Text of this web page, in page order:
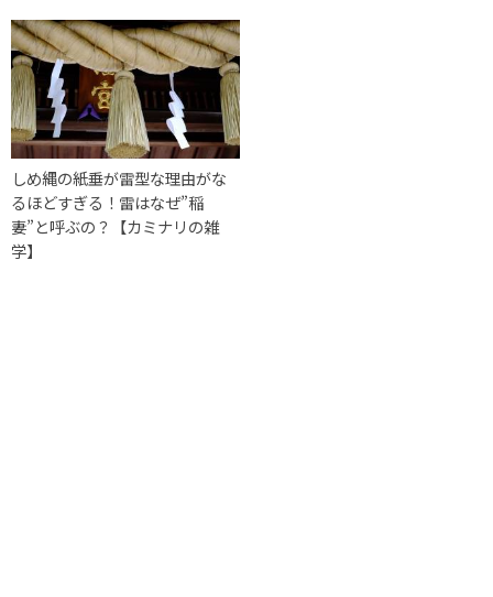
しめ縄の紙垂が雷型な理由がな
るほどすぎる！雷はなぜ”稲
妻”と呼ぶの？【カミナリの雑
学】